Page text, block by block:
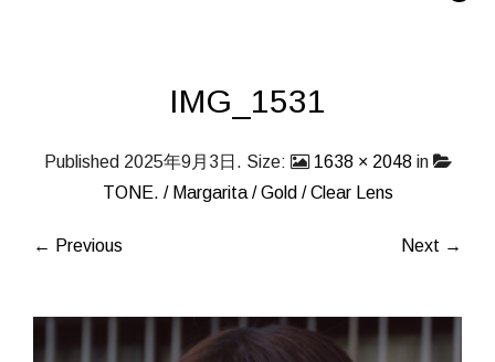
IMG_1531
Published 2025年9月3日 . Size: 1638 × 2048in
TONE. / Margarita / Gold / Clear Lens
← Previous Next →